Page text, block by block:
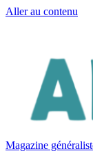
Aller au contenu
Magazine